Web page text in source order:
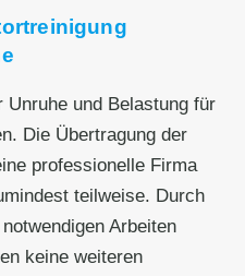
Unruhe und Belastung für
Die Übertragung der
professionelle Firma
teilweise. Durch
Arbeiten
keine weiteren